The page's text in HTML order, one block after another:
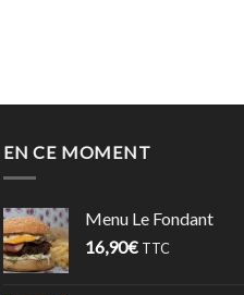
EN CE MOMENT
Menu Le Fondant
16,90€ TTC